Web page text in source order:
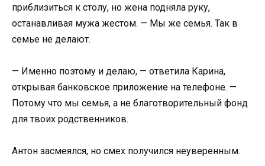
приблизиться к столу, но жена подняла руку,
останавливая мужа жестом. — Мы же семья. Так в
семье не делают.
— Именно поэтому и делаю, — ответила Карина,
открывая банковское приложение на телефоне. —
Потому что мы семья, а не благотворительный фонд
для твоих родственников.
Антон засмеялся, но смех получился неуверенным.